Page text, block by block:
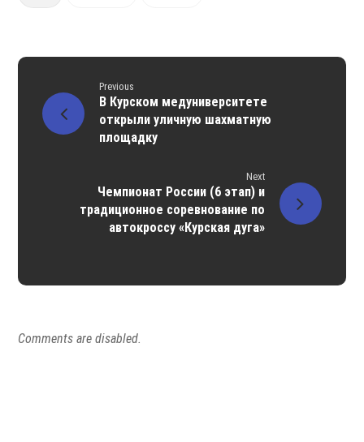
Previous
В Курском медуниверситете
открыли уличную шахматную
площадку
Next
Чемпионат России (6 этап) и
традиционное соревнование по
автокроссу «Курская дуга»
Comments are disabled.